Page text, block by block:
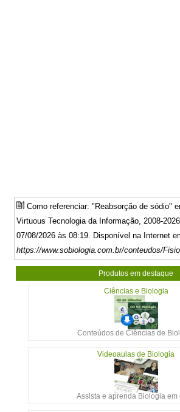
Como referenciar: "Reabsorção de sódio"
Virtuous Tecnologia da Informação, 2008-
07/08/2026 às 08:19. Disponível na Internet
https://www.sobiologia.com.br/conteudos/
Produtos em destaque
Ciências e Biologia
Conteúdos de Ciências de
Videoaulas de Biologia
Assista e aprenda Biologia em